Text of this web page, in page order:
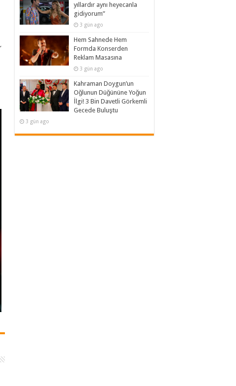
yıllardır aynı heyecanla
gidiyorum”
3 gün ago
Hem Sahnede Hem
Formda Konserden
Reklam Masasına
3 gün ago
Kahraman Doygun’un
Oğlunun Düğününe Yoğun
İlgi! 3 Bin Davetli Görkemli
Gecede Buluştu
3 gün ago